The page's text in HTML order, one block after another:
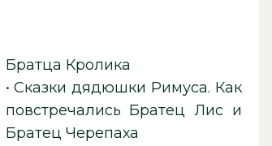
Братца Кролика
• Сказки дядюшки Римуса. Как
повстречались Братец Лис и
Братец Черепаха